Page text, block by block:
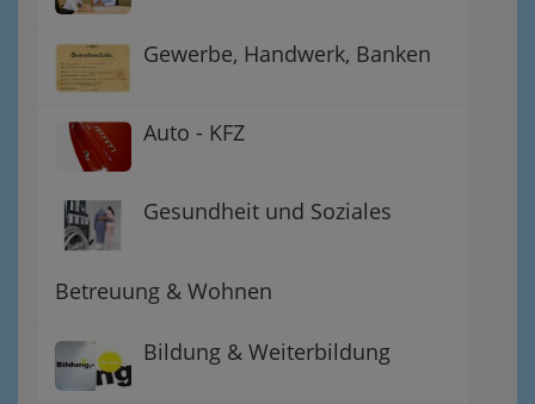
Gewerbe, Handwerk, Banken
Auto - KFZ
Gesundheit und Soziales
Betreuung & Wohnen
Bildung & Weiterbildung